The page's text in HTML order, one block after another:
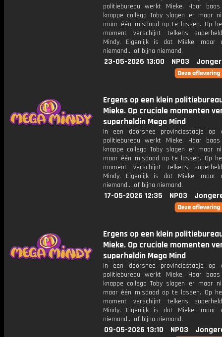
politiebureau werkt Mieke. Haar
knappe collega Toby slagen er maar
maar één misdaad op te lossen. Op
moment verschijnt telkens
Mindy. Eigenlijk is dat Mieke, maar
niemand... of bijna niemand.
23-05-2026 13:00 NPO3
Ergens op een klein
Mieke. Op cruciale momenten
superheldin Mega Mind
In een doorsnee provinciestadje op
politiebureau werkt Mieke. Haar
knappe collega Toby slagen er maar
maar één misdaad op te lossen. Op
moment verschijnt telkens
Mindy. Eigenlijk is dat Mieke, maar
niemand... of bijna niemand.
17-05-2026 12:35 NPO3
Ergens op een klein
Mieke. Op cruciale momenten
superheldin Mega Mind
In een doorsnee provinciestadje op
politiebureau werkt Mieke. Haar
knappe collega Toby slagen er maar
maar één misdaad op te lossen. Op
moment verschijnt telkens
Mindy. Eigenlijk is dat Mieke, maar
niemand... of bijna niemand.
09-05-2026 13:10 NPO3